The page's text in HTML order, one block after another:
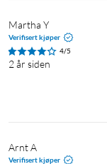
Martha Y
Verifisert kjøper
4/5
2 år siden
Arnt A
Verifisert kjøper